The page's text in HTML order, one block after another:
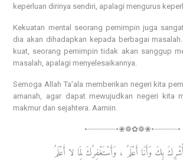
keperluan dirinya sendiri, apalagi mengurus
Kekuatan mental seorang pemimpin juga
dia akan dihadapkan kepada berbagai
kuat, seorang pemimpin tidak akan sanggup
masalah, apalagi menyelesaikannya.
Semoga Allah Ta’ala memberikan negeri kita
amanah, agar dapat mewujudkan negeri kita
makmur dan sejahtera. Aamiin.
•┈┈┈┈┈┈•❀❁✿❁❀•┈┈┈┈┈•
بِكَ وَأَنَا أَعْلَمُ ، وَأَسْتَغْفِرُكَ لِمَا لا أَعْلَمُ